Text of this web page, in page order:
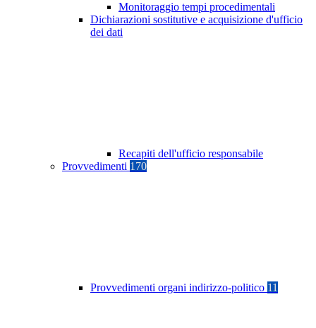
Monitoraggio tempi procedimentali
Dichiarazioni sostitutive e acquisizione d'ufficio
dei dati
Recapiti dell'ufficio responsabile
Provvedimenti 170
Provvedimenti organi indirizzo-politico 11